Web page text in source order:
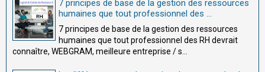
7 principes de base de la gestion des ressources
humaines que tout professionnel des ...
7 principes de base de la gestion des ressources
humaines que tout professionnel des RH devrait
connaître, WEBGRAM, meilleure entreprise / s...